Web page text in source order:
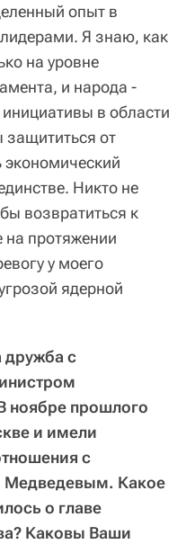
опыт в
Я знаю, как
на уровне
и народа -
в области
от
экономический
Никто не
возвратиться к
на протяжении
у моего
ядерной
дружба с
прошлого
и имели
с
Медведевым. Какое
о главе
Каковы Ваши